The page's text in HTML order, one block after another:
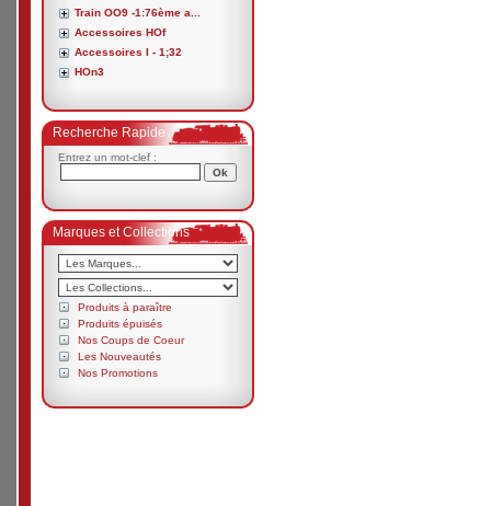
Train OO9 -1:76ème a...
Accessoires HOf
Accessoires I - 1;32
HOn3
Recherche Rapide
Entrez un mot-clef :
Marques et Collections
Produits à paraître
Produits épuisés
Nos Coups de Coeur
Les Nouveautés
Nos Promotions